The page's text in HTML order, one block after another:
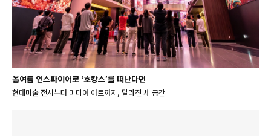
올여름 인스파이어로 ‘호캉스’를 떠난다면
현대미술 전시부터 미디어 아트까지, 달라진 세 공간